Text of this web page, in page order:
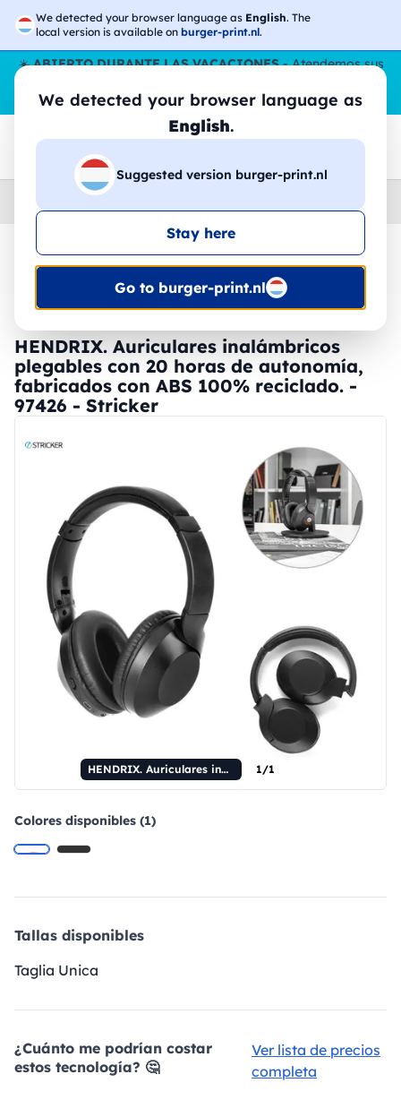
We detected your browser language as English. The
local version is available on burger-print.nl.
We detected your browser language as
English.
Suggested version burger-print.nl
Stay here
Go to burger-print.nl
☀️ABIERTO DURANTE LAS VACACIONES- Atendemos sus
pedidos durante todo el verano, incluso en agosto.
Sin parar
😎🌴
Home
🔥 -30% de impresión DTF
HENDRIX. Auriculares inalámbricos
plegables con 20 horas de autonomía,
fabricados con ABS 100% reciclado. -
97426 - Stricker
HENDRIX. Auriculares inalámbricos plegables con 20 horas de autonomía, fabricados con ABS 100% reciclado. 1/1
Colores disponibles (1)
Tallas disponibles
Taglia Unica
¿Cuánto me podrían costar
estos tecnología? 🤔
Ver lista de precios
completa